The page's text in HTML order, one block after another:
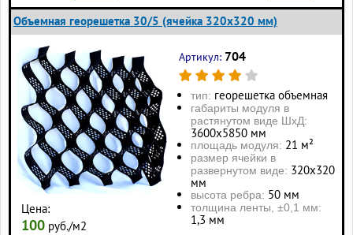
Объемная георешетка 30/5 (ячейка 320x320 мм)
Цена:
100 руб./м2
Артикул: 704
тип: георешетка объемная
габариты модуля в
растянутом виде ШхД:
3600х5850 мм
площадь модуля: 21 м²
размер ячейки в
развернутом виде: 320х320
мм
высота ребра: 50 мм
толщина ленты, ±0,1 мм:
1,3 мм